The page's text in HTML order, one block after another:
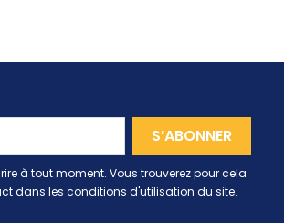
à tout moment. Vous trouverez pour cela
dans les conditions d'utilisation du site.